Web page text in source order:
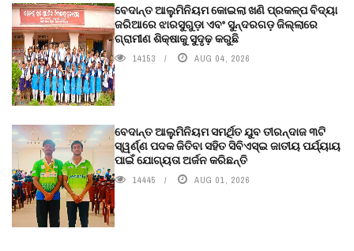
ବେଦାନ୍ତ ଆଲୁମିନିୟମ କୋଇଲା ଖଣି ପ୍ରକଳ୍ପ ବିଦ୍ୟା
ଜରିଆରେ ଝାରସୁଗୁଡ଼ା ଏବଂ ସୁନ୍ଦରଗଡ଼ ଜିଲ୍ଲାରେ
ଗ୍ରାମୀଣ ଶିକ୍ଷାକୁ ସୁଦୃଢ଼ କରୁଛି
14153 AUG 04, 2026
ବେଦାନ୍ତ ଆଲୁମିନିୟମ ସମର୍ଥିତ ଯୁବ ତୀରନ୍ଦାଜ ୩ଟି
ସ୍ୱର୍ଣ୍ଣ ପଦକ ଜିତିବା ସହିତ ସିବିଏସ୍ଇ ଜାତୀୟ ପର୍ଯ୍ୟାୟ
ପାଇଁ ଯୋଗ୍ୟତା ଅର୍ଜନ କରିଛନ୍ତି
14445 AUG 01, 2026